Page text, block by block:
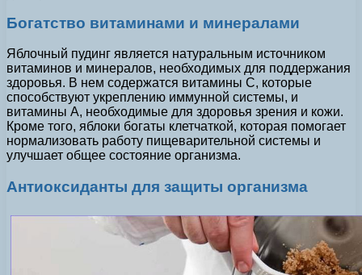
Богатство витаминами и минералами
Яблочный пудинг является натуральным источником
витаминов и минералов, необходимых для поддержания
здоровья. В нем содержатся витамины С, которые
способствуют укреплению иммунной системы, и
витамины А, необходимые для здоровья зрения и кожи.
Кроме того, яблоки богаты клетчаткой, которая помогает
нормализовать работу пищеварительной системы и
улучшает общее состояние организма.
Антиоксиданты для защиты организма